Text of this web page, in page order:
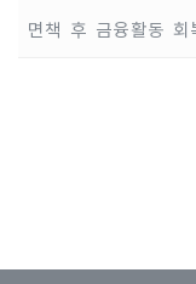
면책 후 금융활동 회